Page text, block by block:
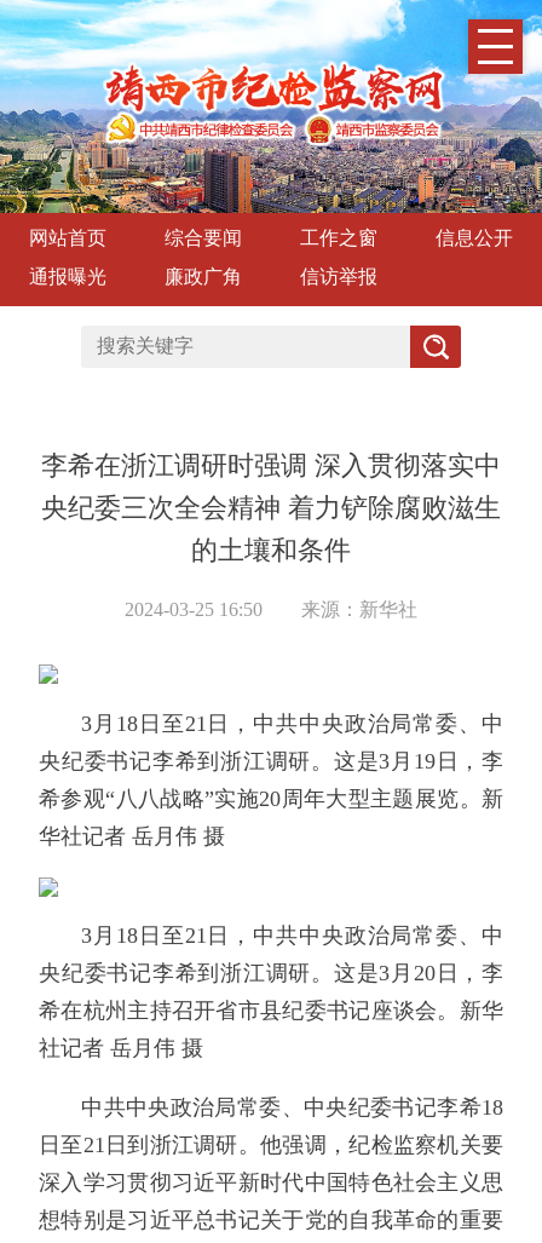
网站首页 综合要闻 工作之窗
信息公开
通报曝光
廉政广角 信访举报
李希在浙江调研时强调 深入贯彻落实中
央纪委三次全会精神 着力铲除腐败滋生
的土壤和条件
2024-03-25 16:50 来源：新华社
3月18日至21日，中共中央政治局常委、中
央纪委书记李希到浙江调研。这是3月19日，李
希参观“八八战略”实施20周年大型主题展览。新
华社记者 岳月伟 摄
3月18日至21日，中共中央政治局常委、中
央纪委书记李希到浙江调研。这是3月20日，李
希在杭州主持召开省市县纪委书记座谈会。新华
社记者 岳月伟 摄
中共中央政治局常委、中央纪委书记李希18
日至21日到浙江调研。他强调，纪检监察机关要
深入学习贯彻习近平新时代中国特色社会主义思
想特别是习近平总书记关于党的自我革命的重要